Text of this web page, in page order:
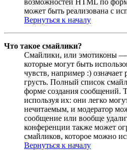
может быть реализована с
Вернуться к началу
Что такое смайлики?
Смайлики, или эмотиконы —
которые могут быть
чувств, например :) означает
грусть. Полный список
форме создания сообщений.
используя их: они легко
нечитаемым, и модератор
сообщение или вообще
конференции также может
смайликов, которое можно
Вернуться к началу